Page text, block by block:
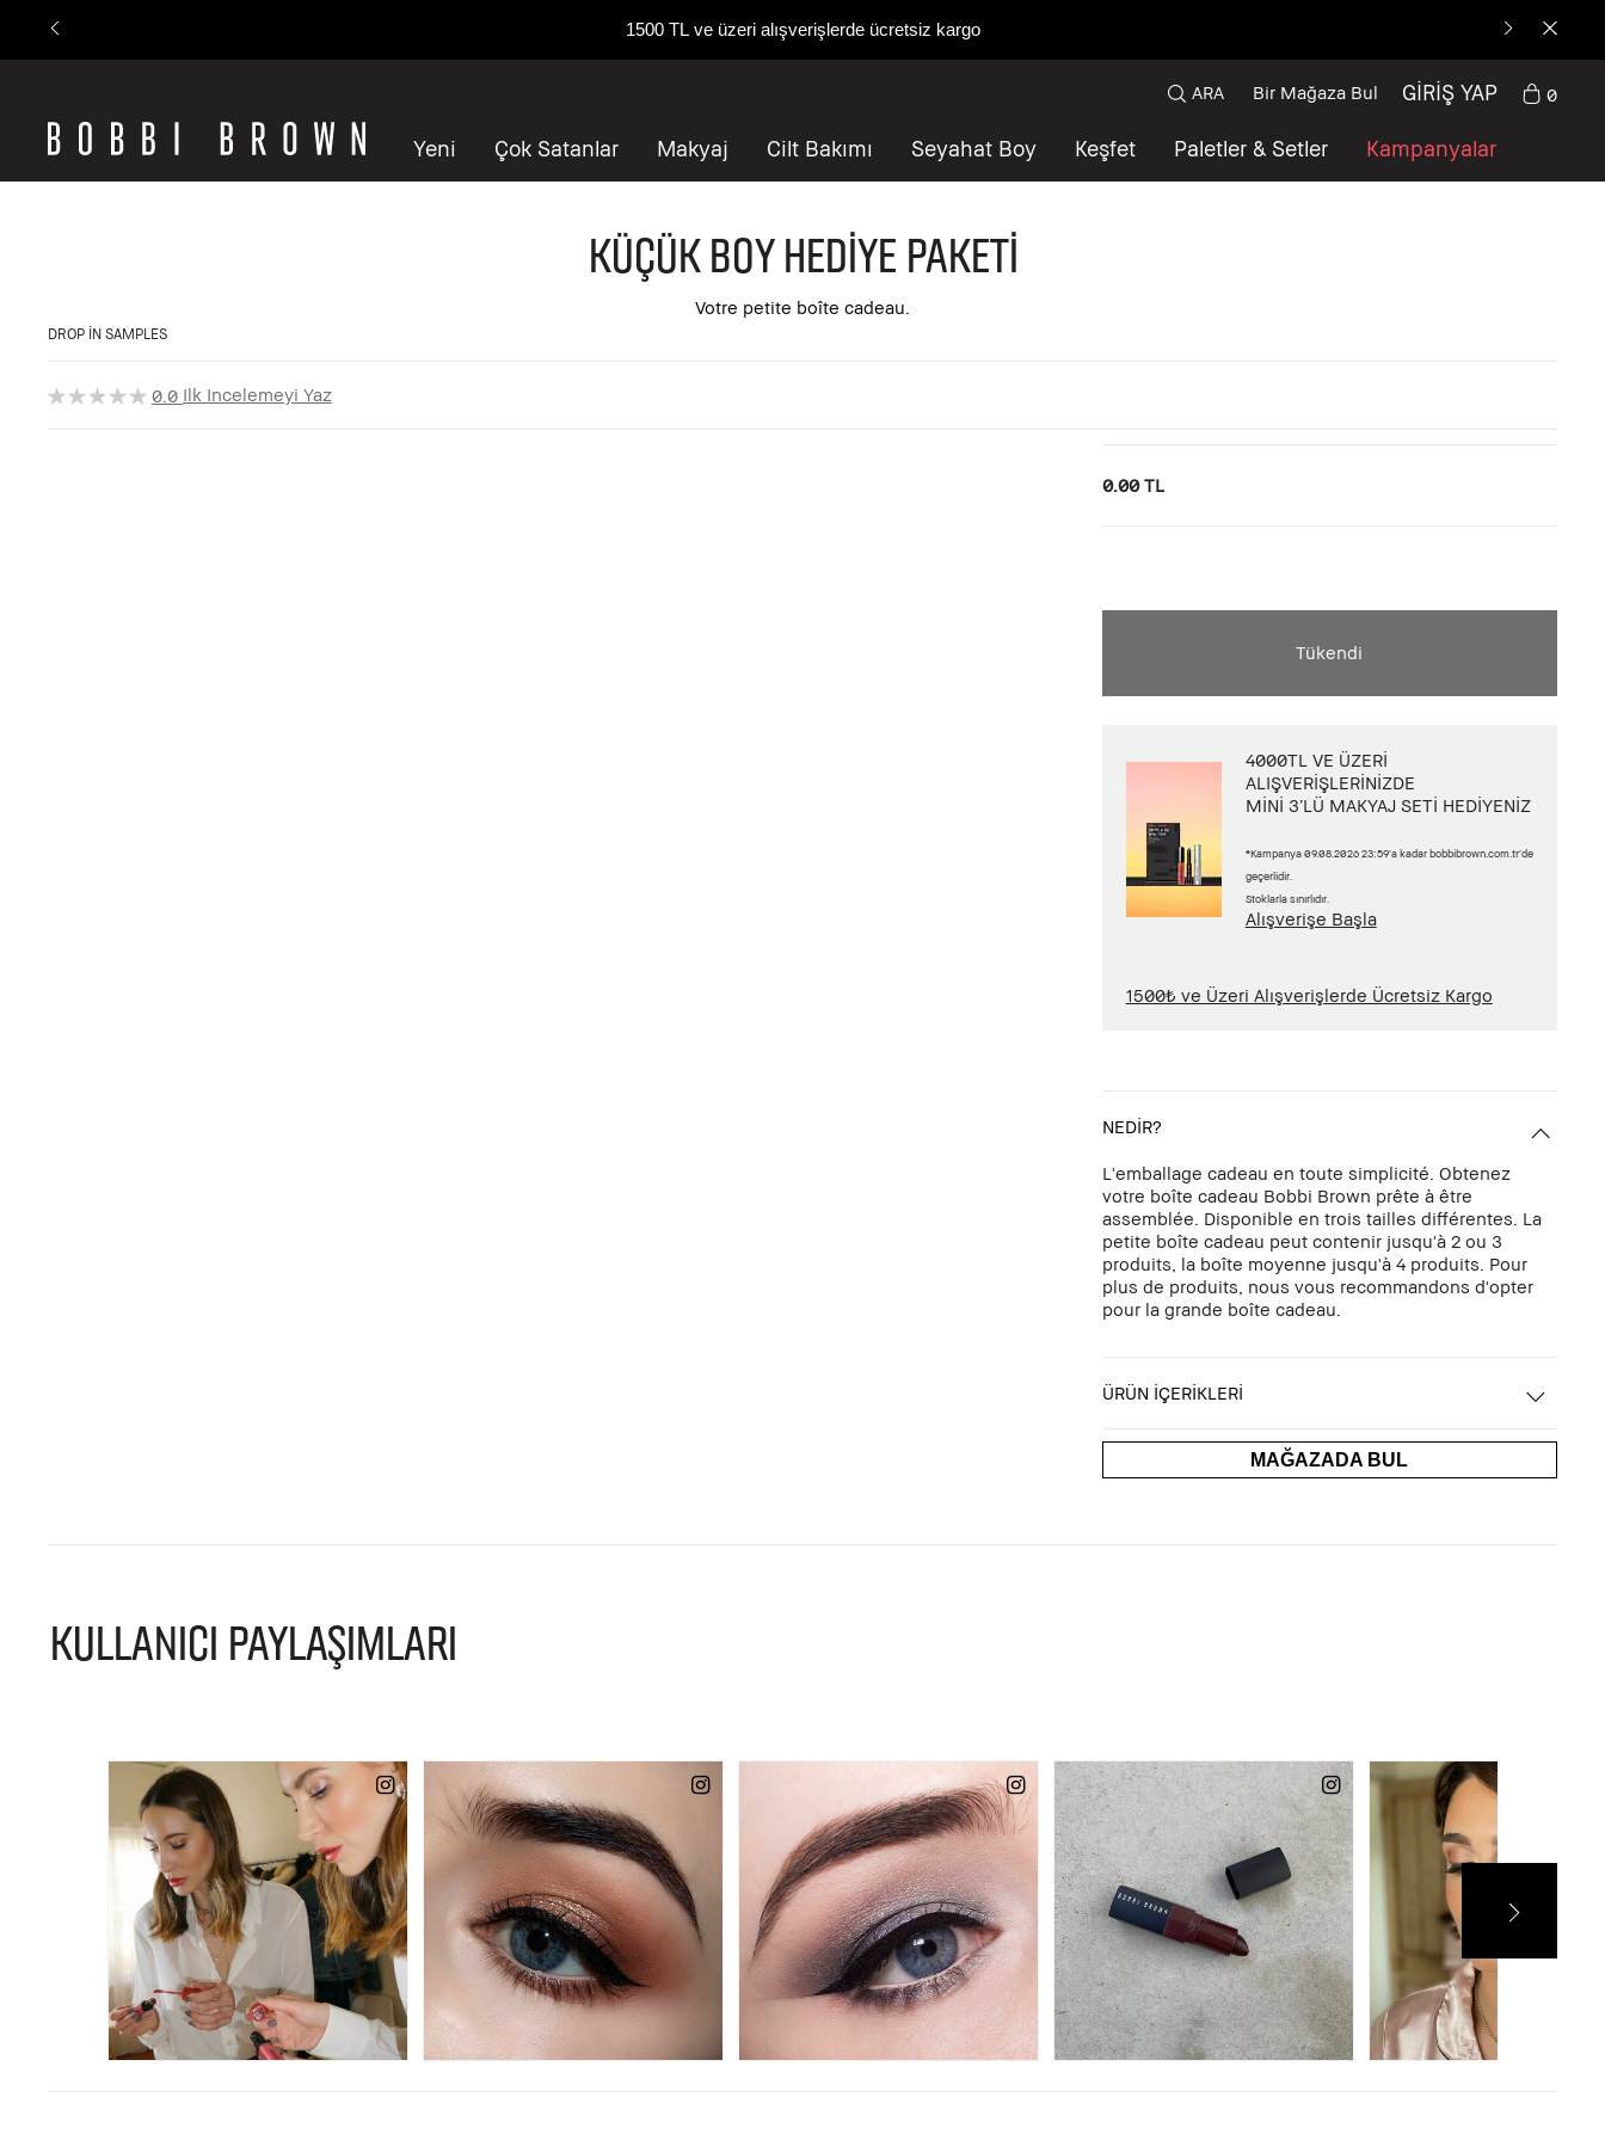
1500 TL ve üzeri alışverişlerde ücretsiz kargo
Yeni Çok Satanlar Makyaj Cilt Bakımı Seyahat Boy Keşfet Paletler & Setler Kampanyalar
ARA Bir Mağaza Bul GİRİŞ YAP 0
Küçük Boy Hediye Paketi
Votre petite boîte cadeau.
DROP IN SAMPLES
0.0 Ilk Incelemeyi Yaz
0.00 TL
Tükendi
4000TL VE ÜZERİ
ALIŞVERİŞLERİNİZDE
MİNİ 3’LÜ MAKYAJ SETİ HEDİYENİZ
*Kampanya 09.08.2026 23:59’a kadar bobbibrown.com.tr’de
geçerlidir.
Stoklarla sınırlıdır.
Alışverişe Başla
1500₺ ve Üzeri Alışverişlerde Ücretsiz Kargo
NEDİR?
L'emballage cadeau en toute simplicité. Obtenez
votre boîte cadeau Bobbi Brown prête à être
assemblée. Disponible en trois tailles différentes. La
petite boîte cadeau peut contenir jusqu'à 2 ou 3
produits, la boîte moyenne jusqu'à 4 produits. Pour
plus de produits, nous vous recommandons d'opter
pour la grande boîte cadeau.
ÜRÜN İÇERİKLERİ
MAĞAZADA BUL
KULLANICI PAYLAŞIMLARI